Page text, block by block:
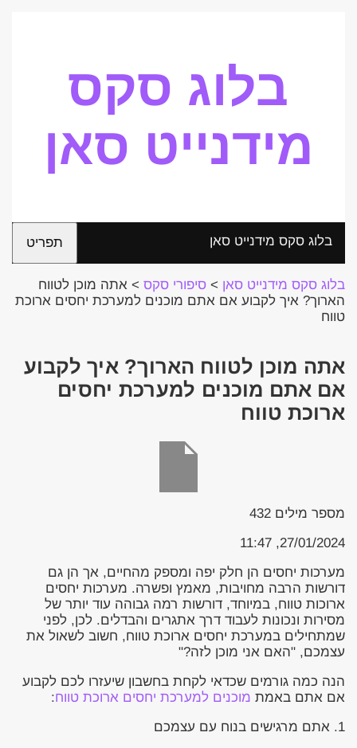
בלוג סקס
מידנייט סאן
בלוג סקס מידנייט סאן תפריט
בלוג סקס מידנייט סאן > סיפורי סקס > אתה מוכן לטווח
הארוך? איך לקבוע אם אתם מוכנים למערכת יחסים ארוכת
טווח
אתה מוכן לטווח הארוך? איך לקבוע
אם אתם מוכנים למערכת יחסים
ארוכת טווח
מספר מילים 432
27/01/2024, 11:47
מערכות יחסים הן חלק יפה ומספק מהחיים, אך הן גם
דורשות הרבה מחויבות, מאמץ ופשרה. מערכות יחסים
ארוכות טווח, במיוחד, דורשות רמה גבוהה עוד יותר של
מסירות ונכונות לעבוד דרך אתגרים והבדלים. לכן, לפני
שמתחילים במערכת יחסים ארוכת טווח, חשוב לשאול את
עצמכם, "האם אני מוכן לזה?"
הנה כמה גורמים שכדאי לקחת בחשבון שיעזרו לכם לקבוע
אם אתם באמת מוכנים למערכת יחסים ארוכת טווח:
1. אתם מרגישים בנוח עם עצמכם